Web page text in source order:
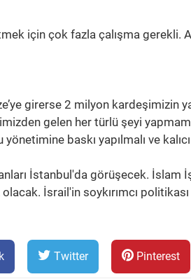
için çok fazla çalışma gerekli.
girerse 2 milyon kardeşimizin
gelen her türlü şeyi
baskı yapılmalı ve
İstanbul'da görüşecek. İslam
İsrail'in soykırımcı
Twitter Pinterest